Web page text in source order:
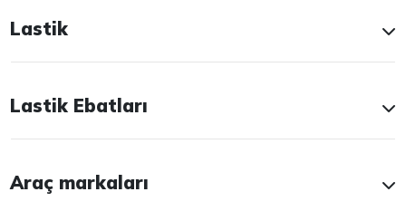
Lastik
Lastik Ebatları
Araç markaları